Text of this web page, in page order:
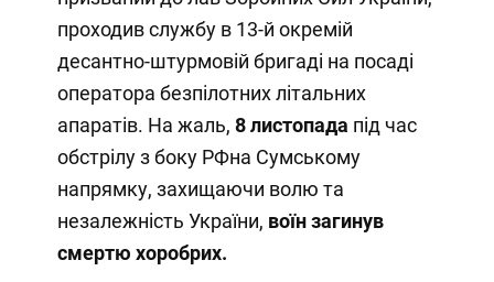
проходив службу в 13-й окремій
десантно-штурмовій бригаді на посаді
оператора безпілотних літальних
апаратів. На жаль, 8 листопада під час
обстрілу з боку РФна Сумському
напрямку, захищаючи волю та
незалежність України, воїн загинув
смертю хоробрих.